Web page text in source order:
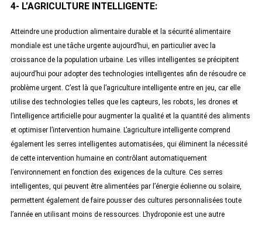
4- L’AGRICULTURE INTELLIGENTE:
Atteindre une production alimentaire durable et la sécurité alimentaire
mondiale est une tâche urgente aujourd’hui, en particulier avec la
croissance de la population urbaine. Les villes intelligentes se précipitent
aujourd’hui pour adopter des technologies intelligentes afin de résoudre ce
problème urgent. C’est là que l’agriculture intelligente entre en jeu, car elle
utilise des technologies telles que les capteurs, les robots, les drones et
l’intelligence artificielle pour augmenter la qualité et la quantité des aliments
et optimiser l’intervention humaine. L’agriculture intelligente comprend
également les serres intelligentes automatisées, qui éliminent la nécessité
de cette intervention humaine en contrôlant automatiquement
l’environnement en fonction des exigences de la culture. Ces serres
intelligentes, qui peuvent être alimentées par l’énergie éolienne ou solaire,
permettent également de faire pousser des cultures personnalisées toute
l’année en utilisant moins de ressources. L’hydroponie est une autre